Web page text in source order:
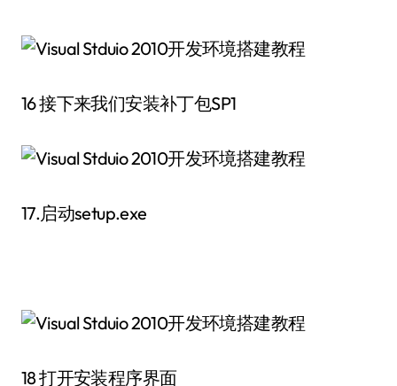
16 接下来我们安装补丁包SP1
17.启动setup.exe
18 打开安装程序界面